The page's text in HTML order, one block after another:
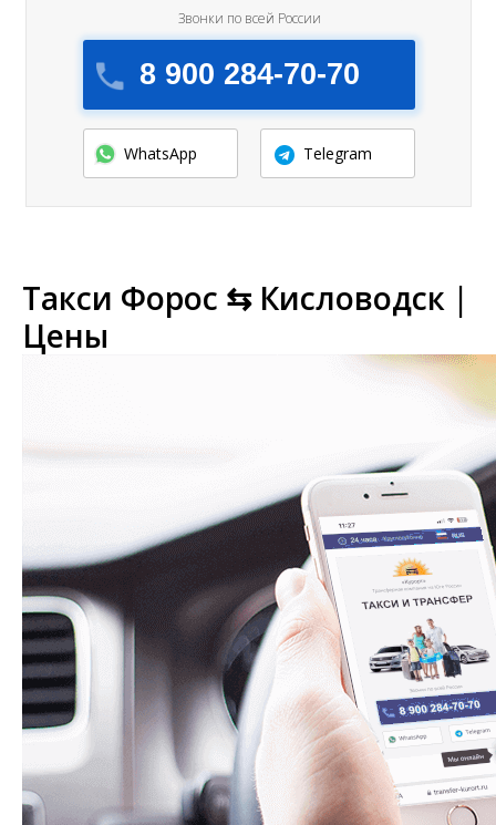
8 900 284-70-70
Звонки по всей России
WhatsApp Telegram
Такси Форос ⇆ Кисловодск |
Цены